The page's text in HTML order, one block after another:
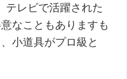
レビで活躍された
なこともありますも
小道具がプロ級と